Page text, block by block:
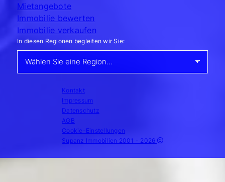
In diesen Regionen begleiten wir Sie:
Mietangebote
Immobilie bewerten
Immobilie verkaufen
Kontakt
Impressum
Datenschutz
AGB
Cookie-Einstellungen
Supanz Immobilien 2001 - 2026